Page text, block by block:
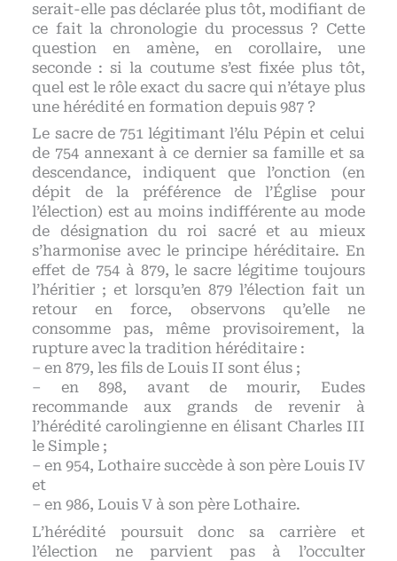
serait-elle pas déclarée plus tôt, modifiant de
ce fait la chronologie du processus ? Cette
question en amène, en corollaire, une
seconde : si la coutume s’est fixée plus tôt,
quel est le rôle exact du sacre qui n’étaye plus
une hérédité en formation depuis 987 ?
Le sacre de 751 légitimant l’élu Pépin et celui
de 754 annexant à ce dernier sa famille et sa
descendance, indiquent que l’onction (en
dépit de la préférence de l’Église pour
l’élection) est au moins indifférente au mode
de désignation du roi sacré et au mieux
s’harmonise avec le principe héréditaire. En
effet de 754 à 879, le sacre légitime toujours
l’héritier ; et lorsqu’en 879 l’élection fait un
retour en force, observons qu’elle ne
consomme pas, même provisoirement, la
rupture avec la tradition héréditaire :
– en 879, les fils de Louis II sont élus ;
– en 898, avant de mourir, Eudes
recommande aux grands de revenir à
l’hérédité carolingienne en élisant Charles III
le Simple ;
– en 954, Lothaire succède à son père Louis IV
et
– en 986, Louis V à son père Lothaire.
L’hérédité poursuit donc sa carrière et
l’élection ne parvient pas à l’occulter